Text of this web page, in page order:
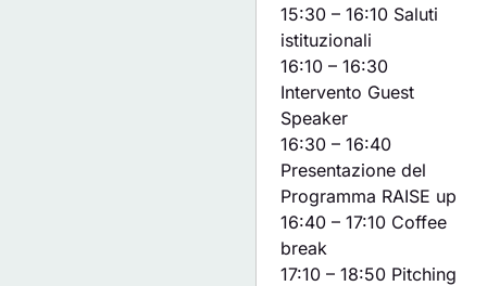
15:30 – 16:10 Saluti
istituzionali
16:10 – 16:30
Intervento Guest
Speaker
16:30 – 16:40
Presentazione del
Programma RAISE up
16:40 – 17:10 Coffee
break
17:10 – 18:50 Pitching